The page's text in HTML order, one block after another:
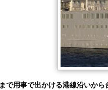
で用事で出かける港線沿いか